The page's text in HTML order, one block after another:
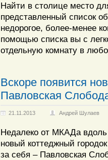
Найти в столице место
представленный список
недорогое, более-менее
помощью списка вы с
отдельную комнату в
Вскоре появится
Павловская
21.11.2013 Андрей Шулаев
Недалеко от МКАДа вдоль
новый коттеджный
за себя – Павловская